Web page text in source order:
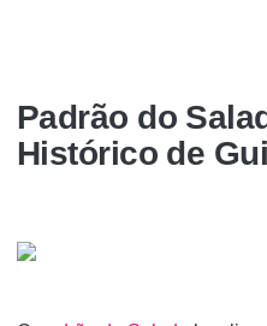
Padrão do
Histórico de